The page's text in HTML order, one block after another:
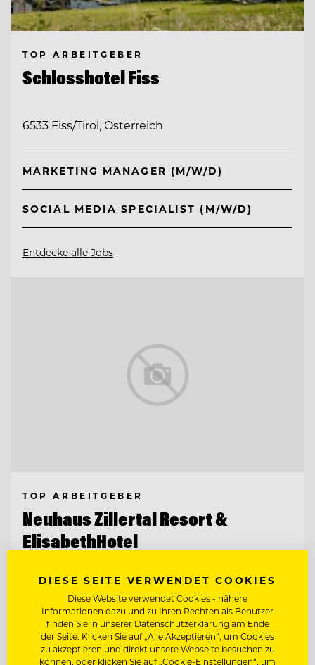
TOP ARBEITGEBER
Schlosshotel Fiss
6533 Fiss/Tirol, Österreich
MARKETING MANAGER (M/W/D)
SOCIAL MEDIA SPECIALIST (M/W/D)
Entdecke alle Jobs
TOP ARBEITGEBER
Neuhaus Zillertal Resort &
ElisabethHotel
HAUSTECHNIKER (M/W/D)
HAUSDAME / GOUVERNANTE (M/W/D)
DIESE SEITE VERWENDET COOKIES
Diese Website verwendet Cookies - nähere
Informationen dazu und zu Ihren Rechten als Benutzer
finden Sie in unserer Datenschutzerklärung am Ende
der Seite. Klicken Sie auf „Alle Akzeptieren“, um Cookies
zu akzeptieren und direkt unsere Webseite besuchen zu
können, oder klicken Sie auf „Cookie-Einstellungen“, um